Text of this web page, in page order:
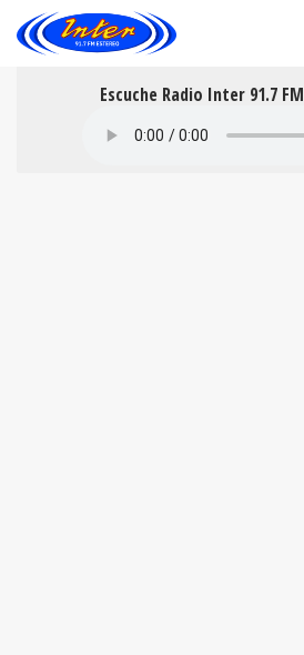
Escuche Radio Inter 91.7 FM